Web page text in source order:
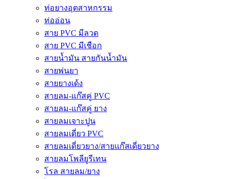
ท่อยางอุตสาหกรรม
ท่ออ่อน
สาย PVC มีลวด
สาย PVC มีเชือก
สายน้ำมัน สายกันน้ำมัน
สายพ่นยา
สายยางเด้ง
สายลม-แก๊สคู่ PVC
สายลม-แก๊สคู่ ยาง
สายลมเจาะปูน
สายลมเดี่ยว PVC
สายลมเดี่ยวยาง/สายแก๊สเดี่ยวยาง
สายลมโพลียูรีเทน
โรล สายลม/ยาง